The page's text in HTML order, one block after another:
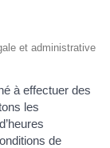
et administrative
à effectuer des
les
de